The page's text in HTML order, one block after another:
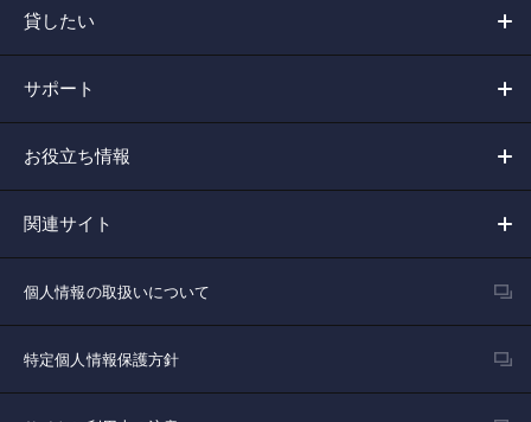
貸したい
サポート
お役立ち情報
関連サイト
個人情報の取扱いについて
特定個人情報保護方針